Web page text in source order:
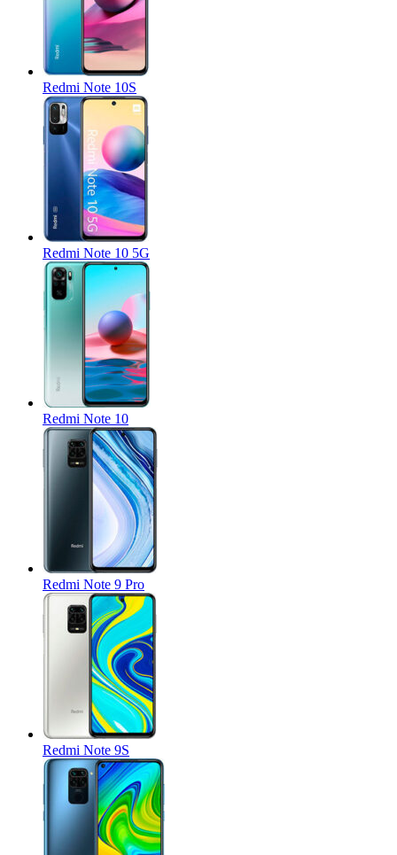
Redmi Note 10S
Redmi Note 10 5G
Redmi Note 10
Redmi Note 9 Pro
Redmi Note 9S